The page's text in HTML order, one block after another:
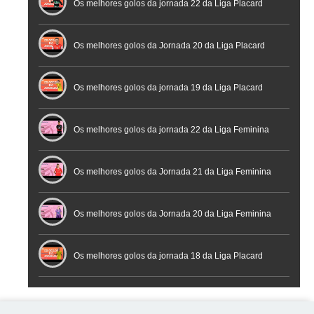
Futebol
Futsal | Documentário
Os melhores golos da jornada 22 da Liga Placard
Os melhores golos da Jornada 20 da Liga Placard
Futsal
Os melhores golos da jornada 19 da Liga Placard
Os melhores golos da jornada 22 da Liga Feminina
Placard
Os melhores golos da Jornada 21 da Liga Feminina
Placard
Os melhores golos da Jornada 20 da Liga Feminina
Placard
Os melhores golos da jornada 18 da Liga Placard